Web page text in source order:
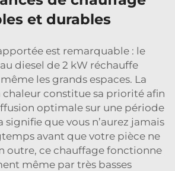
et durables
est remarquable : le
diesel de 2 kW réchauffe
les grands espaces. La
constitue sa priorité afin
optimale sur une période
signifie que vous n’aurez jamais
avant que votre pièce ne
outre, ce chauffage fonctionne
même par très basses